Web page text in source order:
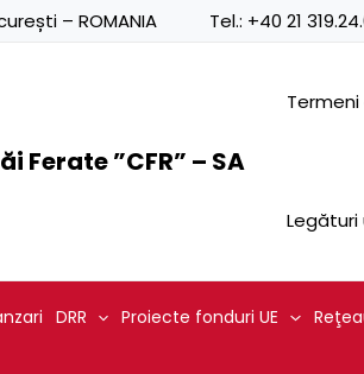
– ROMANIA Tel.: +40 21
Ferate ”CFR” – SA
Legături
DRR Proiecte fonduri UE